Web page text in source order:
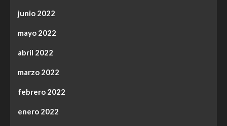
junio 2022
mayo 2022
abril 2022
marzo 2022
febrero 2022
enero 2022